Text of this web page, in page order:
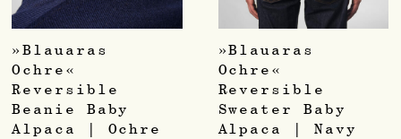
»Blauaras
Ochre«
Reversible
Beanie Baby
Alpaca | Ochre
»Blauaras
Ochre«
Reversible
Sweater Baby
Alpaca | Navy